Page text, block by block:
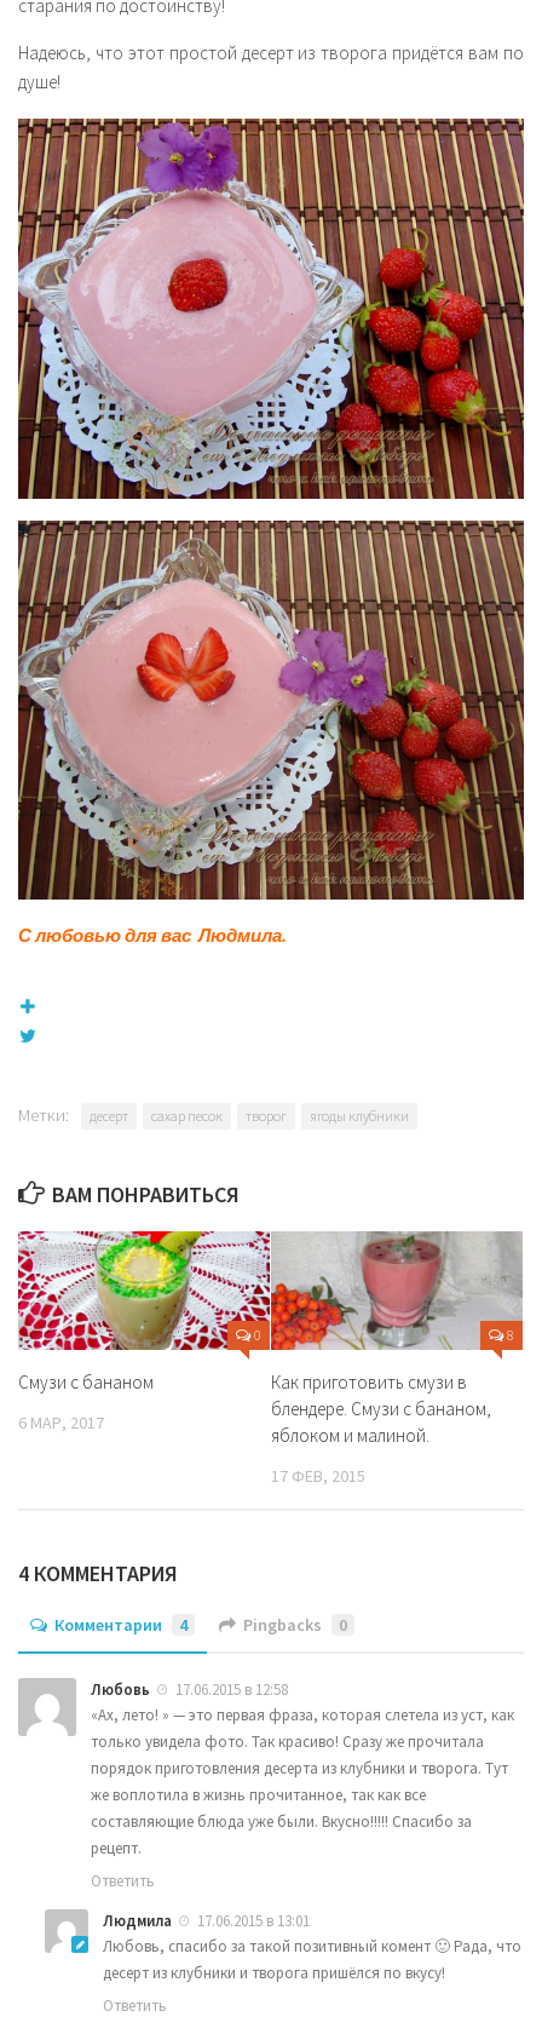
старания по достоинству!
Надеюсь, что этот простой десерт из творога придётся вам по
душе!
С любовью для вас Людмила.
Метки: десерт сахар песок творог ягоды клубники
ВАМ ПОНРАВИТЬСЯ
0
Смузи с бананом
6 МАР, 2017
8
Как приготовить смузи в
блендере. Смузи с бананом,
яблоком и малиной.
17 ФЕВ, 2015
4 КОММЕНТАРИЯ
Комментарии 4 Pingbacks 0
Любовь
17.06.2015 в 12:58
«Ах, лето! » — это первая фраза, которая слетела из уст, как
только увидела фото. Так красиво! Сразу же прочитала
порядок приготовления десерта из клубники и творога. Тут
же воплотила в жизнь прочитанное, так как все
составляющие блюда уже были. Вкусно!!!!! Спасибо за
рецепт.
Ответить
Людмила
17.06.2015 в 13:01
Любовь, спасибо за такой позитивный комент 🙂 Рада, что
десерт из клубники и творога пришёлся по вкусу!
Ответить